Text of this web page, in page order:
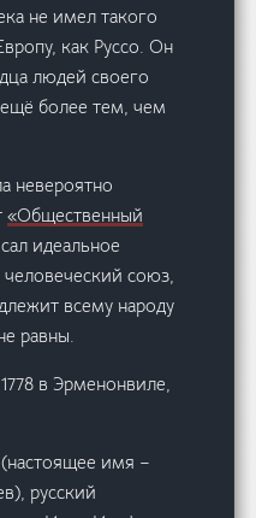
не имел такого
как Руссо. Он
людей своего
более тем, чем
невероятно
«Общественный
идеальное
человеческий союз,
всему народу
равны.
в Эрменонвиле,
(настоящее имя –
русский